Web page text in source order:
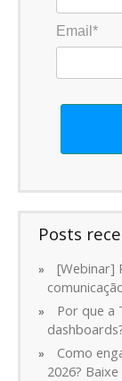
Email*
Posts
[Webinar]
Por que a
Como
2026?